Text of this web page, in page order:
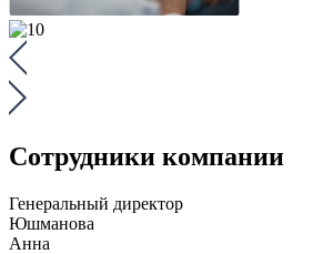
Сотрудники компании
Генеральный директор
Юшманова
Анна